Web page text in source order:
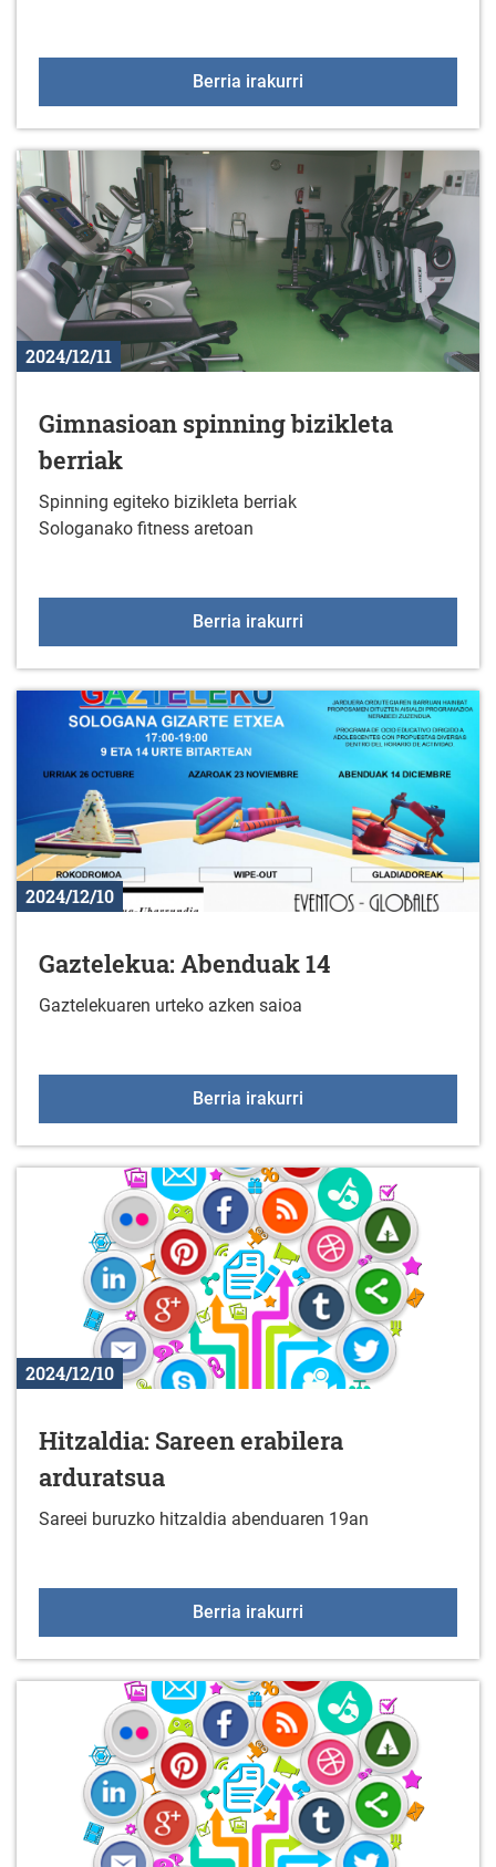
Berria irakurri
2024/12/11
Gimnasioan spinning bizikleta
berriak
Spinning egiteko bizikleta berriak
Sologanako fitness aretoan
Berria irakurri
2024/12/10
Gaztelekua: Abenduak 14
Gaztelekuaren urteko azken saioa
Berria irakurri
2024/12/10
Hitzaldia: Sareen erabilera
arduratsua
Sareei buruzko hitzaldia abenduaren 19an
Berria irakurri